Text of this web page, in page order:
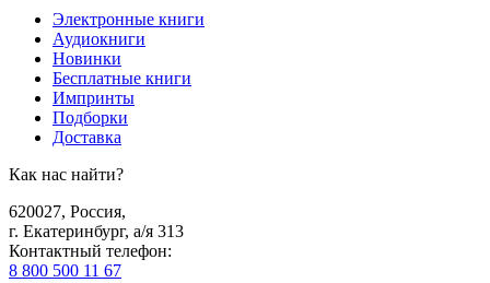
Электронные книги
Аудиокниги
Новинки
Бесплатные книги
Импринты
Подборки
Доставка
Как нас найти?
620027, Россия,
г. Екатеринбург, а/я 313
Контактный телефон:
8 800 500 11 67